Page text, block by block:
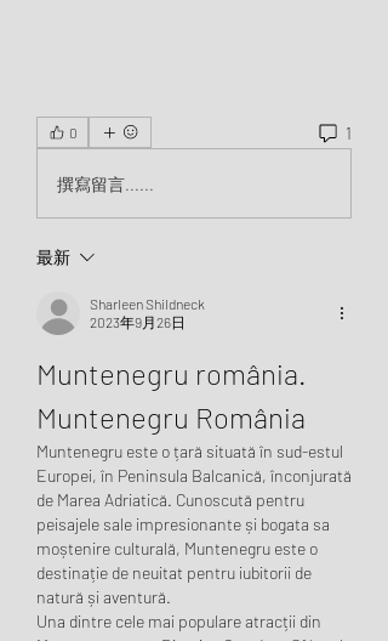
0 1
撰寫留言......
最新
Sharleen Shildneck
2023年9月26日
Muntenegru românia.
Muntenegru România
Muntenegru este o țară situată în sud-estul
Europei, în Peninsula Balcanică, înconjurată
de Marea Adriatică. Cunoscută pentru
peisajele sale impresionante și bogata sa
moștenire culturală, Muntenegru este o
destinație de neuitat pentru iubitorii de
natură și aventură.
Una dintre cele mai populare atracții din